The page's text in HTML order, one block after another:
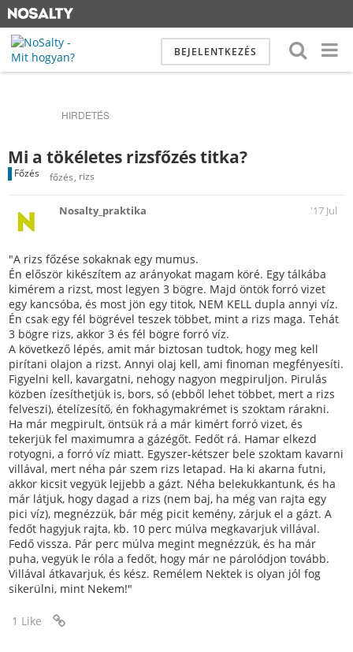
BEJELENTKEZÉS
HIRDETÉS
Mi a tökéletes rizsfőzés titka?
Főzés főzés rizs
Nosalty_praktika '17 Jul
"A rizs főzése sokaknak egy mumus.
Én először kikészítem az arányokat magam köré. Egy tálkába
kimérem a rizst, most legyen 3 bögre. Majd öntök forró vizet
egy kancsóba, és most jön egy titok, NEM KELL dupla annyi víz.
Én csak egy fél bögrével teszek többet, mint a rizs maga. Tehát
3 bögre rizs, akkor 3 és fél bögre forró víz.
A következő lépés, amit már biztosan tudtok, hogy meg kell
pirítani olajon a rizst. Annyi olaj kell, ami finoman megfényesíti.
Figyelni kell, kavargatni, nehogy nagyon megpiruljon. Pirulás
közben ízesíthetjük is, bors, só (ebből lehet többet, mert a rizs
felveszi), ételízesítő, én fokhagymakrémet is szoktam rárakni.
Ha már megpirult, öntsük rá a már kimért forró vizet, és
tekerjük fel maximumra a gázégőt. Fedőt rá. Hamar elkezd
rotyogni, a forró víz miatt. Egyszer-kétszer bele szoktam kavarni
villával, mert néha pár szem rizs letapad. Ha ki akarna futni,
akkor kicsit vegyük lejjebb a gázt. Néha belekukkantunk, és ha
már látjuk, hogy dagad a rizs (nem baj, ha még van rajta egy
pici víz), megnézzük, bár még picit kemény, zárjuk el a gázt. A
fedőt hagyjuk rajta, kb. 10 perc múlva megkavarjuk villával.
Fedő vissza. Pár perc múlva megint megnézzük, és ha már
puha, vegyük le róla a fedőt, hogy már ne párolódjon tovább.
Villával átkavarjuk, és kész. Remélem Nektek is olyan jól fog
sikerülni, mint Nekem!"
1 Like